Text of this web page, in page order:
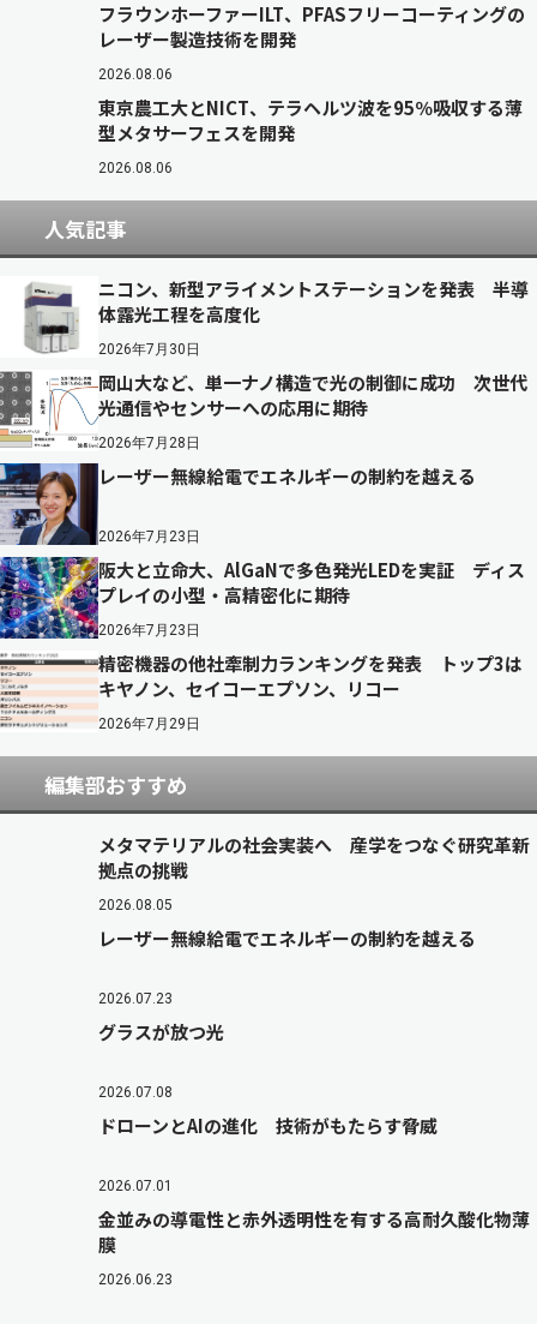
フラウンホーファーILT、PFASフリーコーティングの
レーザー製造技術を開発
2026.08.06
東京農工大とNICT、テラヘルツ波を95％吸収する薄
型メタサーフェスを開発
2026.08.06
人気記事
ニコン、新型アライメントステーションを発表 半導
体露光工程を高度化
2026年7月30日
岡山大など、単一ナノ構造で光の制御に成功 次世代
光通信やセンサーへの応用に期待
2026年7月28日
レーザー無線給電でエネルギーの制約を越える
2026年7月23日
阪大と立命大、AlGaNで多色発光LEDを実証 ディス
プレイの小型・高精密化に期待
2026年7月23日
精密機器の他社牽制力ランキングを発表 トップ3は
キヤノン、セイコーエプソン、リコー
2026年7月29日
編集部おすすめ
メタマテリアルの社会実装へ 産学をつなぐ研究革新
拠点の挑戦
2026.08.05
レーザー無線給電でエネルギーの制約を越える
2026.07.23
グラスが放つ光
2026.07.08
ドローンとAIの進化 技術がもたらす脅威
2026.07.01
金並みの導電性と赤外透明性を有する高耐久酸化物薄
膜
2026.06.23